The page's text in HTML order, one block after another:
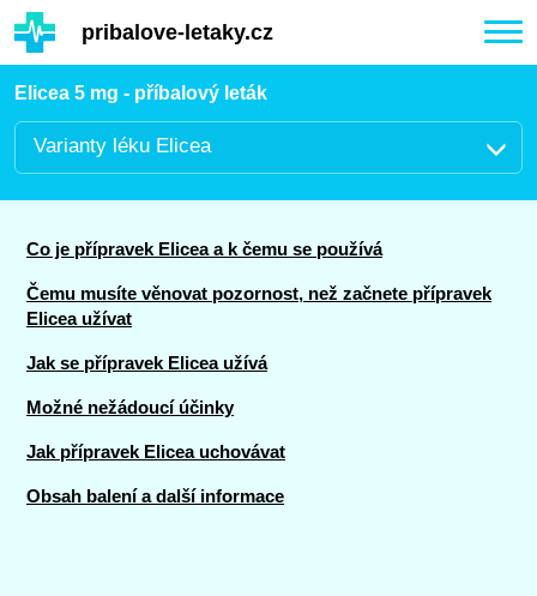
Hauptinhalt
pribalove-letaky.cz
Elicea 5 mg - příbalový leták
Varianty léku Elicea
Co je přípravek Elicea a k čemu se používá
Čemu musíte věnovat pozornost, než začnete přípravek
Elicea užívat
Jak se přípravek Elicea užívá
Možné nežádoucí účinky
Jak přípravek Elicea uchovávat
Obsah balení a další informace